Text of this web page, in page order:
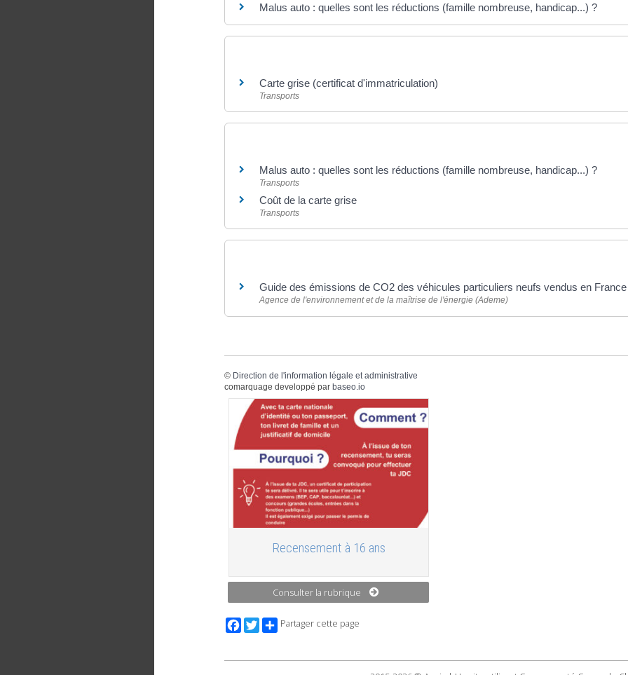
Malus auto : quelles sont les réductions (famille nombreuse, handicap...) ?
Carte grise (certificat d'immatriculation)
Transports
Malus auto : quelles sont les réductions (famille nombreuse, handicap...) ?
Transports
Coût de la carte grise
Transports
Guide des émissions de CO2 des véhicules particuliers neufs vendus en
Agence de l'environnement et de la maîtrise de l'énergie (Ademe)
© Direction de l'information légale et administrative
comarquage developpé par baseo.io
Recensement à 16 ans
Consulter la rubrique
Facebook
TwitterPartager cette page